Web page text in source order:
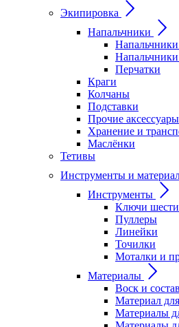
Экипировка
Напальчники
Напальчники
Напальчники
Перчатки
Краги
Колчаны
Подставки
Прочие аксессуары
Хранение и
Маслёнки
Тетивы
Инструменты и
Инструменты
Ключи
Пуллеры
Линейки
Точилки
Моталки и
Материалы
Воск и
Материал
Материалы